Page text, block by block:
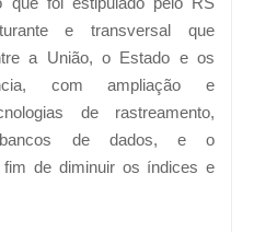
e transversal que
a União, o Estado e os
com ampliação e
de rastreamento,
bancos de dados, e o
fim de diminuir os índices e